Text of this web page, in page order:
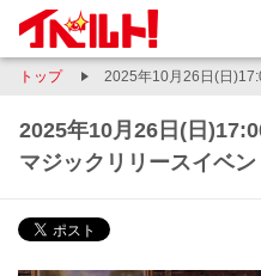
トップ 2025年10月26日(日)17:00～百合
2025年10月26日(日
マジックリリースイベ